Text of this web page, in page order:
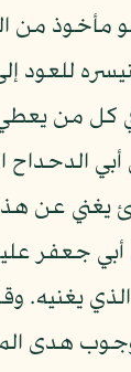
مأخوذ من
للعود
كل من يعطي
أبي
يغني عن
جعفر
الذي
هدى